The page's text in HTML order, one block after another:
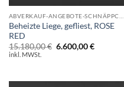
Beheizte Liege, gefliest, ROSE
RED
15.180,00€ Ursprünglicher
6.600,00€Aktueller
inkl. MWSt.